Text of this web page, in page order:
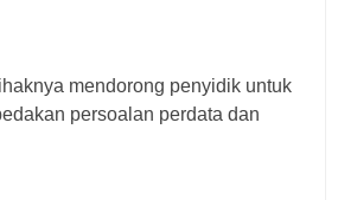
mendorong penyidik untuk
persoalan perdata dan